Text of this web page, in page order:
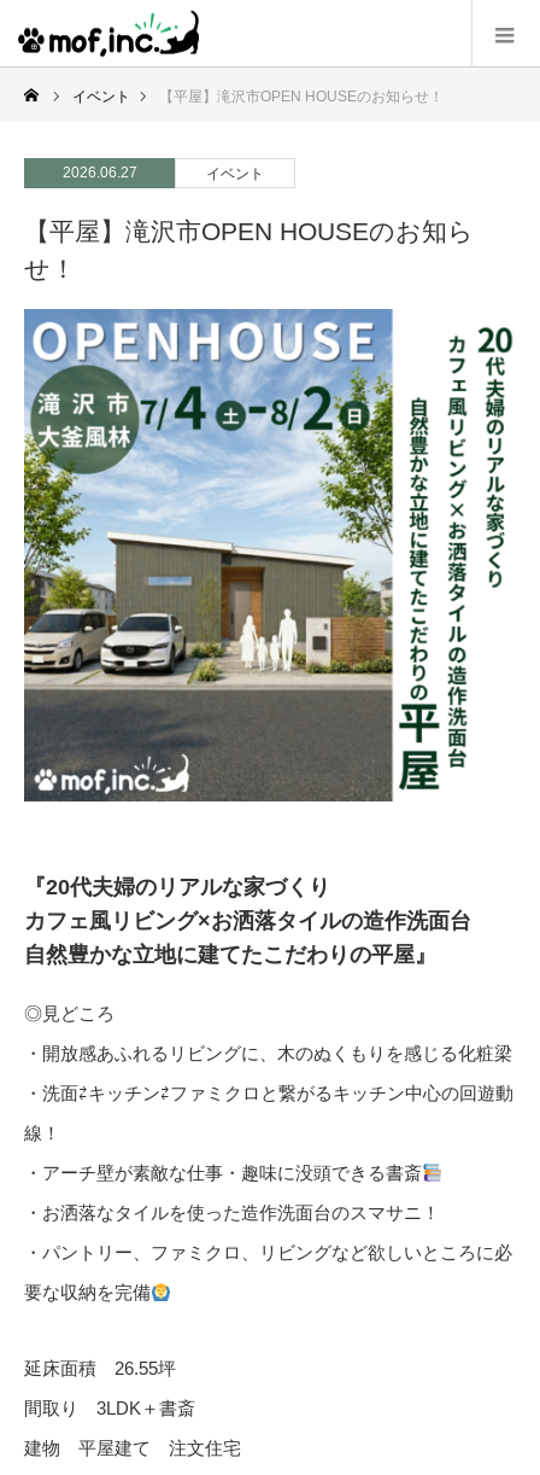
イベント 【平屋】滝沢市OPEN HOUSEのお知らせ！
2026.06.27 イベント
【平屋】滝沢市OPEN HOUSEのお知ら
せ！
『20代夫婦のリアルな家づくり
カフェ風リビング×お洒落タイルの造作洗面台
自然豊かな立地に建てたこだわりの平屋』
◎見どころ
・開放感あふれるリビングに、木のぬくもりを感じる化粧梁
・洗面⇄キッチン⇄ファミクロと繋がるキッチン中心の回遊動
線！
・アーチ壁が素敵な仕事・趣味に没頭できる書斎
・お洒落なタイルを使った造作洗面台のスマサニ！
・パントリー、ファミクロ、リビングなど欲しいところに必
要な収納を完備
延床面積 26.55坪
間取り 3LDK＋書斎
建物 平屋建て 注文住宅